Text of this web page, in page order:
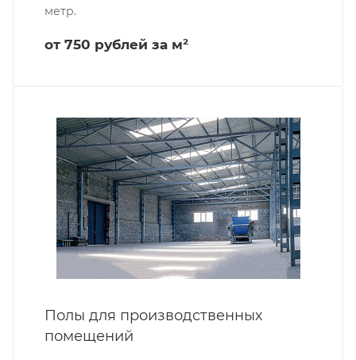
метр.
от 750 рублей за м²
Полы для производственных
помещений